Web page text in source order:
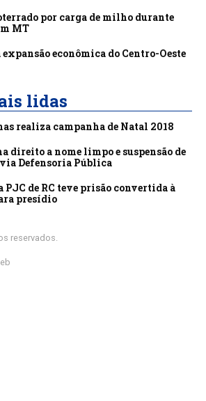
por carga de milho durante
MT
econômica do Centro-Oeste
lidas
realiza campanha de Natal 2018
direito a nome limpo e suspensão de
Defensoria Pública
PJC de RC teve prisão convertida à
presídio
reservados.